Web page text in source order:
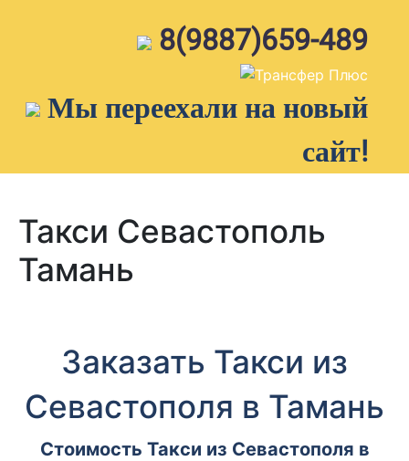
8(9887)659-489
Мы переехали на новый
сайт!
Такси Севастополь
Тамань
Заказать Такси из
Севастополя в Тамань
Стоимость Такси из Севастополя в